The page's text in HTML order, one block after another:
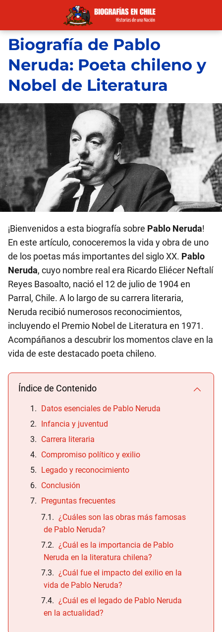
Biografía de Pablo
Neruda: Poeta chileno y
Nobel de Literatura
¡Bienvenidos a esta biografía sobre Pablo Neruda!
En este artículo, conoceremos la vida y obra de uno
de los poetas más importantes del siglo XX. Pablo
Neruda, cuyo nombre real era Ricardo Eliécer Neftalí
Reyes Basoalto, nació el 12 de julio de 1904 en
Parral, Chile. A lo largo de su carrera literaria,
Neruda recibió numerosos reconocimientos,
incluyendo el Premio Nobel de Literatura en 1971.
Acompáñanos a descubrir los momentos clave en la
vida de este destacado poeta chileno.
Índice de Contenido
Datos esenciales de Pablo Neruda
Infancia y juventud
Carrera literaria
Compromiso político y exilio
Legado y reconocimiento
Conclusión
Preguntas frecuentes
¿Cuáles son las obras más famosas
de Pablo Neruda?
¿Cuál es la importancia de Pablo
Neruda en la literatura chilena?
¿Cuál fue el impacto del exilio en la
vida de Pablo Neruda?
¿Cuál es el legado de Pablo Neruda
en la actualidad?